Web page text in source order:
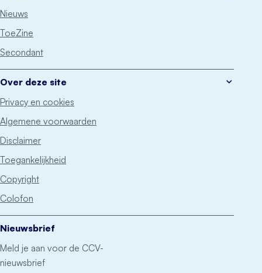
Nieuws
ToeZine
Secondant
Over deze site
Privacy en cookies
Algemene voorwaarden
Disclaimer
Toegankelijkheid
Copyright
Colofon
Nieuwsbrief
Meld je aan voor de CCV-
nieuwsbrief